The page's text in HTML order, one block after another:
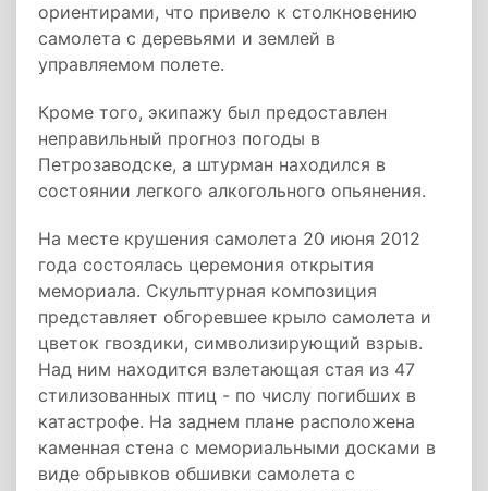
ориентирами, что привело к столкновению
самолета с деревьями и землей в
управляемом полете.
Кроме того, экипажу был предоставлен
неправильный прогноз погоды в
Петрозаводске, а штурман находился в
состоянии легкого алкогольного опьянения.
На месте крушения самолета 20 июня 2012
года состоялась церемония открытия
мемориала. Скульптурная композиция
представляет обгоревшее крыло самолета и
цветок гвоздики, символизирующий взрыв.
Над ним находится взлетающая стая из 47
стилизованных птиц - по числу погибших в
катастрофе. На заднем плане расположена
каменная стена с мемориальными досками в
виде обрывков обшивки самолета с